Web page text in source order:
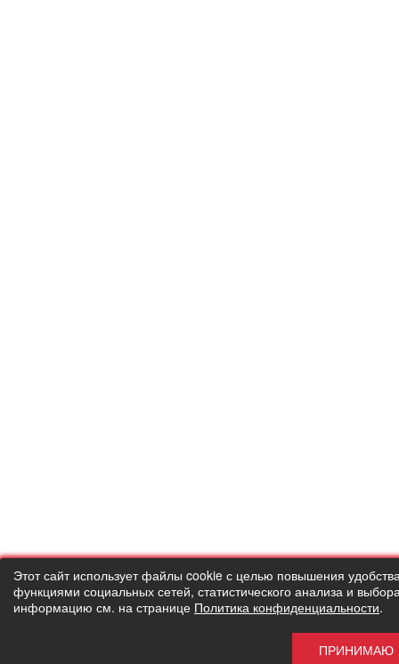
Этот сайт использует файлы cookie с целью повышения
функциями социальных сетей, статистического анализа и
информацию см. на странице Политика конфиденциальности.
ПРИНИМАЮ